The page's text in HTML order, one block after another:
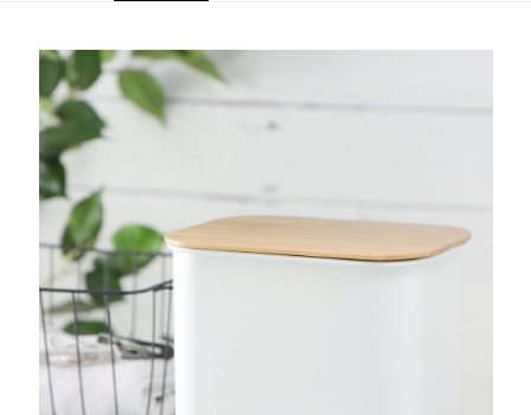
消。如遇「轉專審核」未通過狀況，表示未達大哥付你分期系統評分，恕無
【繳款方式說明】
1.分期款項不併入電信帳單，「大哥付你分期」於每月結算日後寄送繳費提
醒簡訊。
2.透過簡訊連結打開帳單後，可選擇「超商條碼／台灣大直營門市／銀行轉
帳／街口支付／iPASS MONEY」等通路繳費。
【注意事項】
1.本服務係由「台灣大哥大股份有限公司」（以下簡稱本公司）所提供，讓
用戶於交易時，得透過本服務購買商品或服務，並由商店將買賣／分期付款
買賣價金債權讓與本公司後，依約使用本公司帳單繳交帳款。
2.基於同意付款使用「大哥付你分期」之契約關係目的，商店將以您的個人
資料（包含姓名、電話或地址）提供予台灣大哥大進項蒐集、處理及利用，
由本公司與您本人進行分期帳單所需資料之確認、核對及更正。
3.完整用戶服務條款，請詳閱以下連結：
【「AFTEE先享後付」結帳流程】
１．於結帳方式選擇「AFTEE先享後付」後，將跳轉至「AFTEE先享後付」
結帳頁面，進行簡訊認證並確認金額後，即可完成結帳。
２．訂單成立數日內，您將收到繳費通知簡訊。
３．收到繳費通知簡訊後14天內，點擊此簡訊中的連結，可透過四大超商／
ATM／網路銀行／等多元方式進行付款，方視為交易完成。
※ 請注意：結帳手續完成當下不需立刻繳費，但若您需要取消訂單，請聯絡
購買商品的店家。未經商家同意取消之訂單仍視為有效，需透過AFTEE先享
後付繳納相關費用。
※ 交易是否成功請以「AFTEE先享後付 」之結帳頁面顯示為準，若有關於
是否繳費成功／繳費後需取消欲退款等相關疑問，請聯繫「AFTEE先享後付
客戶支援中心」
【注意事項】
１．透過由恩沛科技股份有限公司提供之「AFTEE先享後付」服務完成之交
易，需依本服務之必要範圍內提供個人資料，並將交易相關給付款項請求債
付款後 全家取貨
每筆NT$80，滿NT$1,500(含以上)免運費
7-11 取貨付款
每筆NT$80，滿NT$1,500(含以上)免運費
付款後 7-11取貨
每筆NT$80，滿NT$1,500(含以上)免運費
宅配
每筆NT$80，滿NT$1,500(含以上)免運費